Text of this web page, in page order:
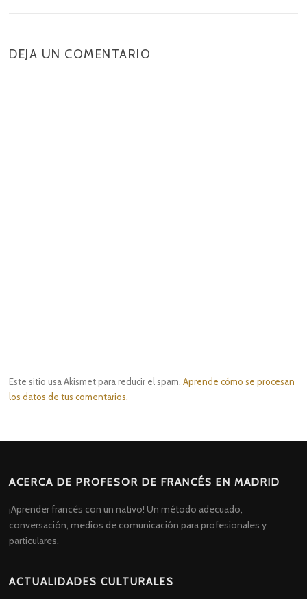
DEJA UN COMENTARIO
Este sitio usa Akismet para reducir el spam.Aprende cómo se procesan
los datos de tus comentarios.
ACERCA DE PROFESOR DE FRANCÉS EN MADRID
¡Aprender francés con un nativo! Un método adecuado,
conversación, medios de comunicación para profesionales y
particulares.
ACTUALIDADES CULTURALES